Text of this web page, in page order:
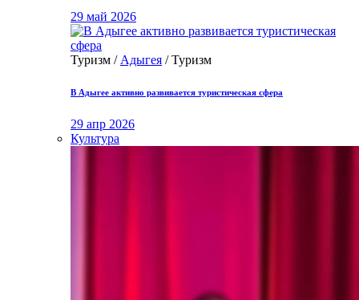
29 май 2026
Туризм / Адыгея / Туризм
В Адыгее активно развивается туристическая сфера
29 апр 2026
Культура